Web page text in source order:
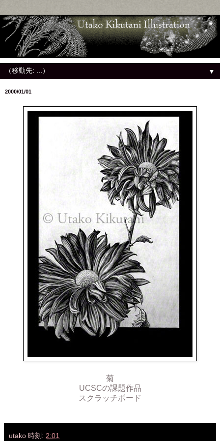
▼
2000/01/01
菊
UCSCの課題作品
スクラッチボード
utako 時刻: 2:01